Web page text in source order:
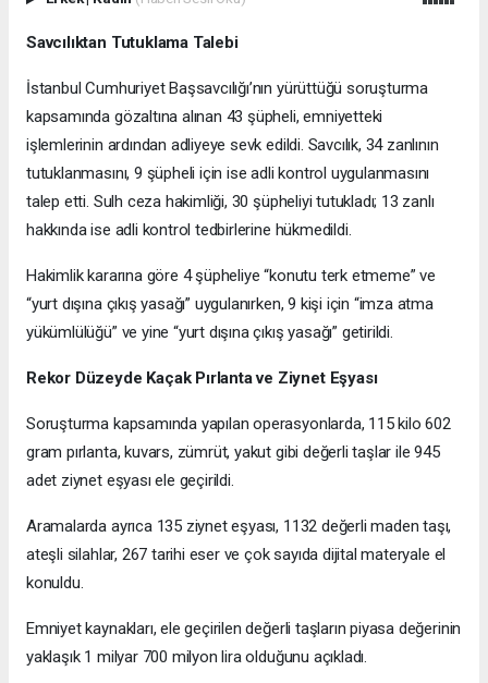
Savcılıktan Tutuklama Talebi
İstanbul Cumhuriyet Başsavcılığı’nın yürüttüğü soruşturma
kapsamında gözaltına alınan 43 şüpheli, emniyetteki
işlemlerinin ardından adliyeye sevk edildi. Savcılık, 34 zanlının
tutuklanmasını, 9 şüpheli için ise adli kontrol uygulanmasını
talep etti. Sulh ceza hakimliği, 30 şüpheliyi tutukladı; 13 zanlı
hakkında ise adli kontrol tedbirlerine hükmedildi.
Hakimlik kararına göre 4 şüpheliye “konutu terk etmeme” ve
“yurt dışına çıkış yasağı” uygulanırken, 9 kişi için “imza atma
yükümlülüğü” ve yine “yurt dışına çıkış yasağı” getirildi.
Rekor Düzeyde Kaçak Pırlanta ve Ziynet Eşyası
Soruşturma kapsamında yapılan operasyonlarda, 115 kilo 602
gram pırlanta, kuvars, zümrüt, yakut gibi değerli taşlar ile 945
adet ziynet eşyası ele geçirildi.
Aramalarda ayrıca 135 ziynet eşyası, 1132 değerli maden taşı,
ateşli silahlar, 267 tarihi eser ve çok sayıda dijital materyale el
konuldu.
Emniyet kaynakları, ele geçirilen değerli taşların piyasa değerinin
yaklaşık 1 milyar 700 milyon lira olduğunu açıkladı.